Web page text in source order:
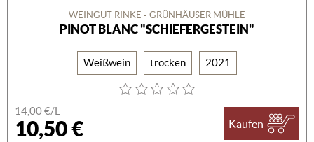
WEINGUT RINKE - GRÜNHÄUSER MÜHLE
PINOT BLANC "SCHIEFERGESTEIN"
Weißwein trocken 2021
14,00 €/L
10,50 € Kaufen